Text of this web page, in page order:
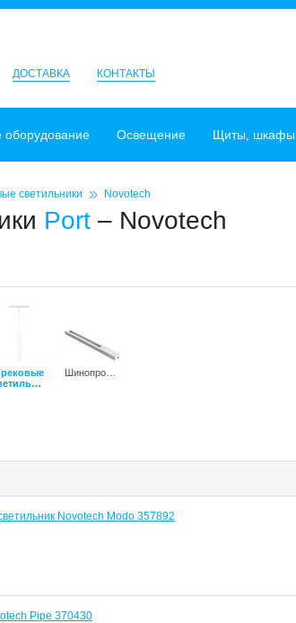
ДОСТАВКА КОНТАКТЫ
оборудование Освещение Щиты, шкафы
светильники Novotech
Port – Novotech
светильники
Novotech Modo 357892
Pipe 370430